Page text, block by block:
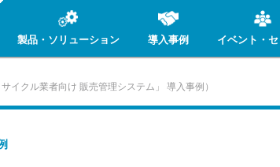
製品・ソリューション 導入事例 イベント・
イクル業者向け 販売管理システム」 導入事例）